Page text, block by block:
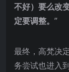
不好）要么改
定要调整。 ”
最终，高梵决
务尝试也进入